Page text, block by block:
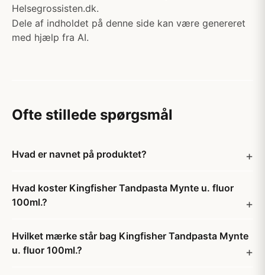
Helsegrossisten.dk.
Dele af indholdet på denne side kan være genereret
med hjælp fra AI.
Ofte stillede spørgsmål
Hvad er navnet på produktet?
Hvad koster Kingfisher Tandpasta Mynte u. fluor
100ml.?
Hvilket mærke står bag Kingfisher Tandpasta Mynte
u. fluor 100ml.?